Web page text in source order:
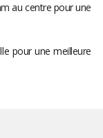
au centre pour une
pour une meilleure